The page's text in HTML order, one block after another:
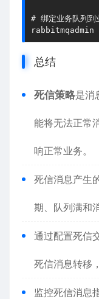
# 绑定业务队列到
rabbitmqadmin
总结
死信策略是消
能将无法正常
响正常业务。
死信消息产生
期、队列满和
通过配置死信
死信消息转移
监控死信消息